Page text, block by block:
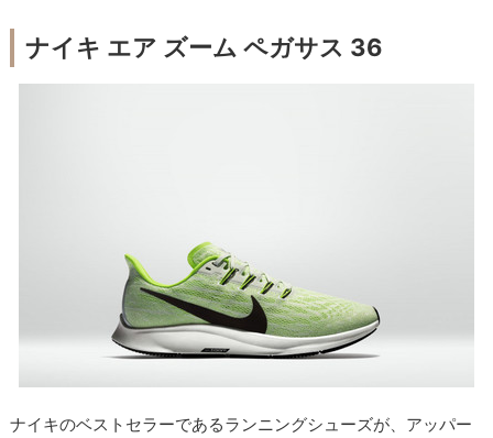
ナイキ エア ズーム ペガサス 36
ナイキのベストセラーであるランニングシューズが、アッパー